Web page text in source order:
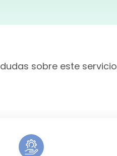
sobre este servicio